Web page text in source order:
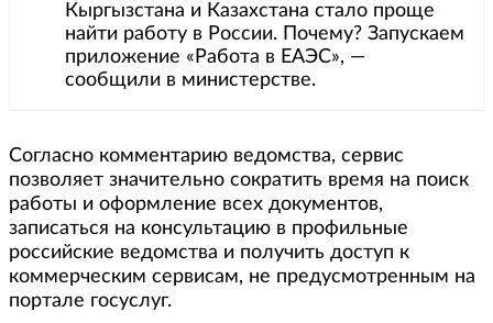
Кыргызстана и Казахстана стало проще
найти работу в России. Почему? Запускаем
приложение «Работа в ЕАЭС», —
сообщили в министерстве.
Согласно комментарию ведомства, сервис
позволяет значительно сократить время на поиск
работы и оформление всех документов,
записаться на консультацию в профильные
российские ведомства и получить доступ к
коммерческим сервисам, не предусмотренным на
портале госуслуг.